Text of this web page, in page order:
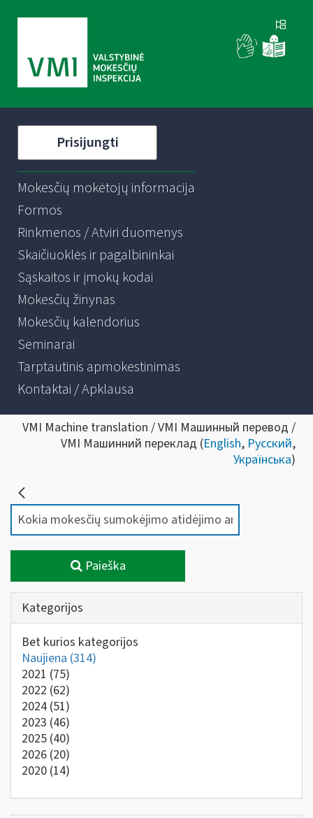
Prisijungti
Mokesčių mokėtojų informacija
Formos
Rinkmenos / Atviri duomenys
Skaičiuoklės ir pagalbininkai
Sąskaitos ir įmokų kodai
Mokesčių žinynas
Mokesčių kalendorius
Seminarai
Tarptautinis apmokestinimas
Kontaktai / Apklausa
VMI Machine translation / VMI Машинный перевод /
VMI Машинний переклад (English, Русский,
Українська)
Paieška
Kategorijos
Bet kurios kategorijos
Naujiena (314)
2021 (75)
2022 (62)
2024 (51)
2023 (46)
2025 (40)
2026 (20)
2020 (14)